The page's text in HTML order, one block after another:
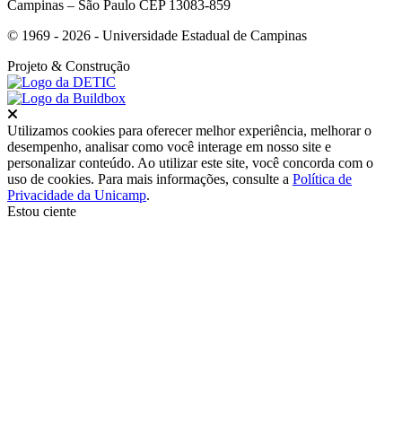
Campinas – São Paulo CEP 13083-859
© 1969 - 2026 - Universidade Estadual de Campinas
Projeto & Construção
Utilizamos cookies para oferecer melhor experiência, melhorar o
desempenho, analisar como você interage em nosso site e
personalizar conteúdo. Ao utilizar este site, você concorda com o
uso de cookies. Para mais informações, consulte a Política de
Privacidade da Unicamp.
Estou ciente